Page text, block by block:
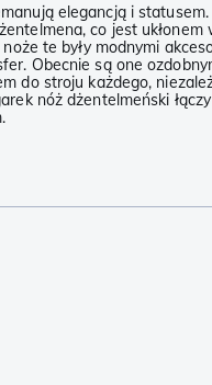
elegancją i
co jest ukłonem
te były modnymi
Obecnie są one
do stroju każdego,
nóż dżentelmeński